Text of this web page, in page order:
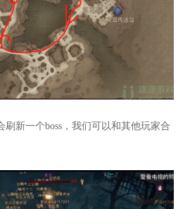
刷新一个boss，我们可以和其他玩家合